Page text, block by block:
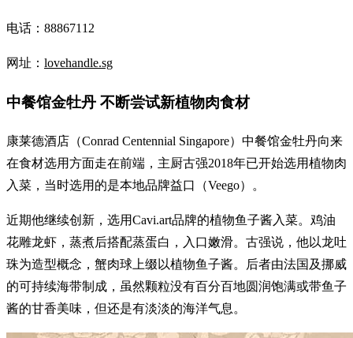
电话：88867112
网址： lovehandle.sg
中餐馆金牡丹 不断尝试新植物肉食材
康莱德酒店（Conrad Centennial Singapore）中餐馆金牡丹向来
在食材选用方面走在前端，主厨古强2018年已开始选用植物肉
入菜，当时选用的是本地品牌益口（Veego）。
近期他继续创新，选用Cavi.art品牌的植物鱼子酱入菜。鸡油
花雕龙虾，蒸煮后搭配蒸蛋白，入口嫩滑。古强说，他以龙吐
珠为造型概念，蟹肉球上缀以植物鱼子酱。后者由法国及挪威
的可持续海带制成，虽然颗粒没有百分百地圆润饱满或带鱼子
酱的甘香美味，但还是有淡淡的海洋气息。